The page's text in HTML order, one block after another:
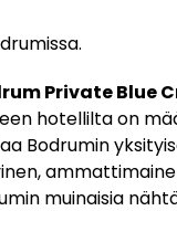
Private Blue
hotellilta on
Bodrumin
muinaisia